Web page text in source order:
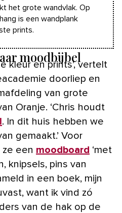
het grote wandvlak. Op
is een wandplank
prints.
moodbijbel
kleur en prints’, vertelt
doorliep en
van grote
Oranje. ‘Chris houdt
. In dit huis hebben we
gemaakt.’ Voor
een moodboard ‘met
knipsels, pins van
in een boek, mijn
want ik vind zó
van de hak op de